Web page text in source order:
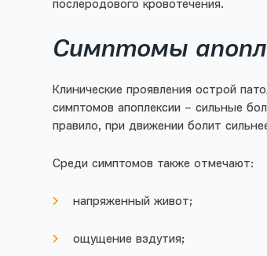
послеродового кровотечения.
Симптомы
Клинические проявления острой
симптомов апоплексии – сильные
правило, при движении болит
Среди симптомов также отмечают:
напряженный живот;
ощущение вздутия;